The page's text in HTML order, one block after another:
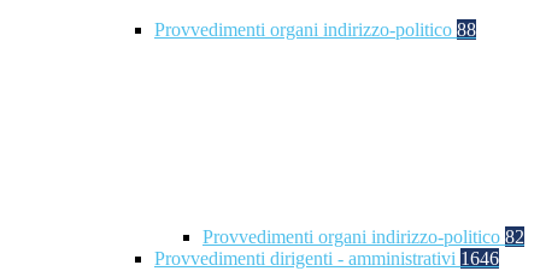
Provvedimenti organi indirizzo-politico 88
Provvedimenti organi indirizzo-politico 82
Provvedimenti dirigenti - amministrativi 1646